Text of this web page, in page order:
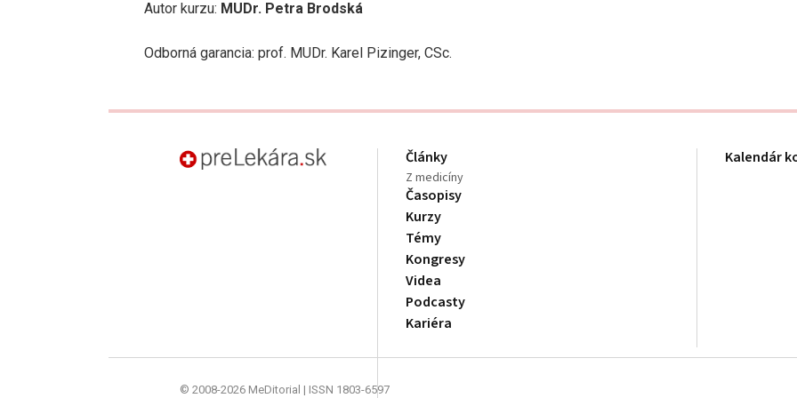
Autor kurzu: MUDr. Petra Brodská
Odborná garancia: prof. MUDr. Karel Pizinger, CSc.
Články
Z medicíny
Časopisy
Kurzy
Témy
Kongresy
Videa
Podcasty
Kariéra
Kalendár
© 2008-2026 MeDitorial | ISSN 1803-6597